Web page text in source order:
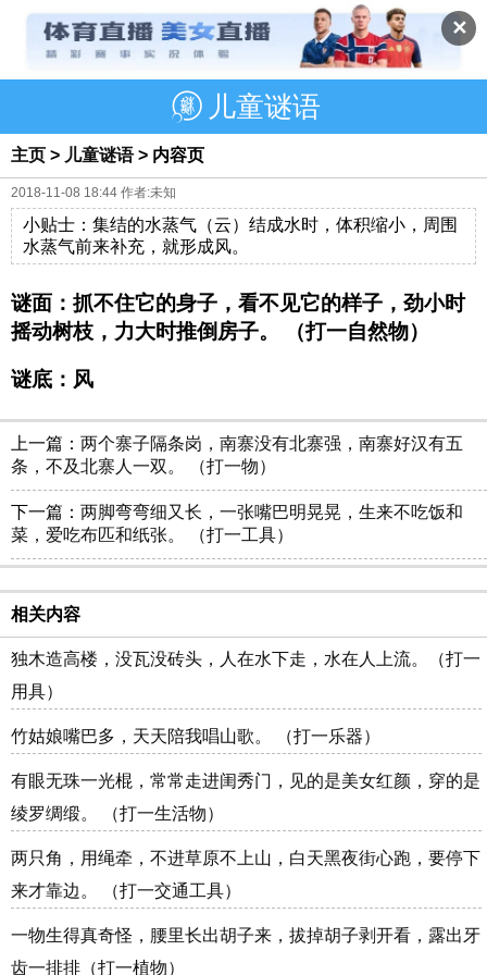
✕
儿童谜语
主页 > 儿童谜语> 内容页
2018-11-08 18:44 作者:未知
小贴士：集结的水蒸气（云）结成水时，体积缩小，周围
水蒸气前来补充，就形成风。
谜面：抓不住它的身子，看不见它的样子，劲小时
摇动树枝，力大时推倒房子。 （打一自然物）
谜底：风
上一篇： 两个寨子隔条岗，南寨没有北寨强，南寨好汉有五
条，不及北寨人一双。 （打一物）
下一篇： 两脚弯弯细又长，一张嘴巴明晃晃，生来不吃饭和
菜，爱吃布匹和纸张。 （打一工具）
相关内容
独木造高楼，没瓦没砖头，人在水下走，水在人上流。（打一
用具）
竹姑娘嘴巴多，天天陪我唱山歌。 （打一乐器）
有眼无珠一光棍，常常走进闺秀门，见的是美女红颜，穿的是
绫罗绸缎。 （打一生活物）
两只角，用绳牵，不进草原不上山，白天黑夜街心跑，要停下
来才靠边。 （打一交通工具）
一物生得真奇怪，腰里长出胡子来，拔掉胡子剥开看，露出牙
齿一排排（打一植物）